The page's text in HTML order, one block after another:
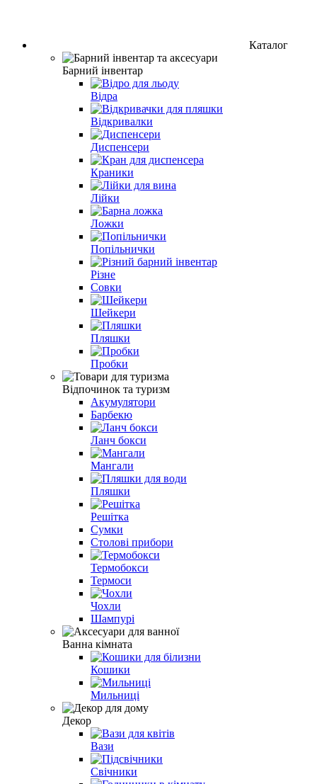
Каталог
Барний інвентар
Відра
Відкривалки
Диспенсери
Краники
Лійки
Ложки
Попільнички
Різне
Совки
Шейкери
Пляшки
Пробки
Відпочинок та туризм
Акумулятори
Барбекю
Ланч бокси
Мангали
Пляшки
Решітка
Сумки
Столові прибори
Термобокси
Термоси
Чохли
Шампурі
Ванна кімната
Кошики
Мильниці
Декор
Вази
Свічники